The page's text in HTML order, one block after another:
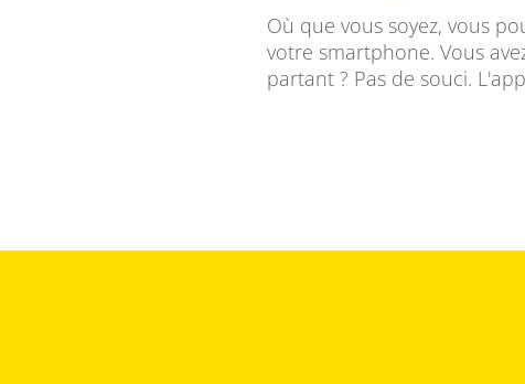
Où que vous soyez, vous
votre smartphone. Vous
partant ? Pas de souci.